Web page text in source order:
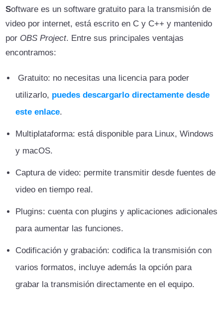
Software es un software gratuito para la transmisión de
video por internet, está escrito en C y C++ y mantenido
por OBS Project. Entre sus principales ventajas
encontramos:
Gratuito: no necesitas una licencia para poder
utilizarlo, puedes descargarlo directamente desde
este enlace.
Multiplataforma: está disponible para Linux, Windows
y macOS.
Captura de video: permite transmitir desde fuentes de
video en tiempo real.
Plugins: cuenta con plugins y aplicaciones adicionales
para aumentar las funciones.
Codificación y grabación: codifica la transmisión con
varios formatos, incluye además la opción para
grabar la transmisión directamente en el equipo.